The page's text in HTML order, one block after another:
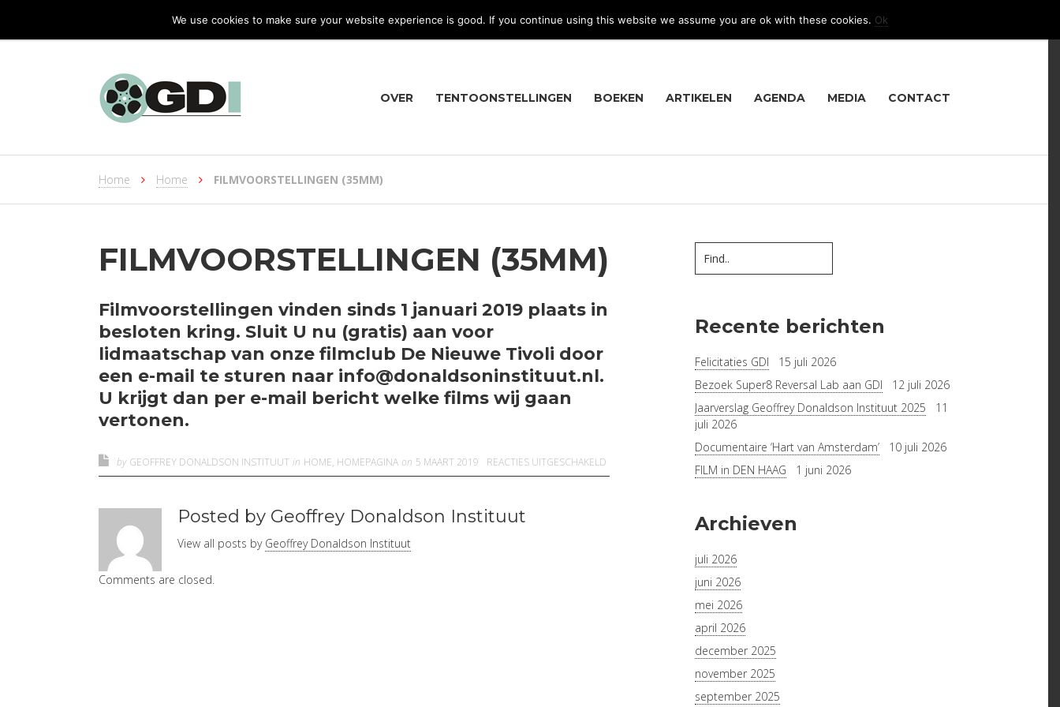
We use cookies to make sure your website experience is good. If you continue using this website we assume you are ok with these cookies. Ok
LANGUAGE
OVER TENTOONSTELLINGEN BOEKEN ARTIKELEN AGENDA MEDIA CONTACT
Home Home FILMVOORSTELLINGEN (35MM)
FILMVOORSTELLINGEN (35MM)
Filmvoorstellingen vinden sinds 1 januari 2019 plaats in
besloten kring. Sluit U nu (gratis) aan voor
lidmaatschap van onze filmclub De Nieuwe Tivoli door
een e-mail te sturen naar info@donaldsoninstituut.nl.
U krijgt dan per e-mail bericht welke films wij gaan
vertonen.
by GEOFFREY DONALDSON INSTITUUT in HOME, HOMEPAGINA on 5 MAART 2019 REACTIES UITGESCHAKELDVOOR
Posted by Geoffrey Donaldson Instituut
View all posts by Geoffrey Donaldson Instituut
Comments are closed.
Recente berichten
Felicitaties GDI
15 juli 2026
Bezoek Super8 Reversal Lab aan GDI
12 juli 2026
Jaarverslag Geoffrey Donaldson Instituut 2025
11
juli 2026
Documentaire ‘Hart van Amsterdam’
10 juli 2026
FILM in DEN HAAG
1 juni 2026
Archieven
juli 2026
juni 2026
mei 2026
april 2026
december 2025
november 2025
september 2025